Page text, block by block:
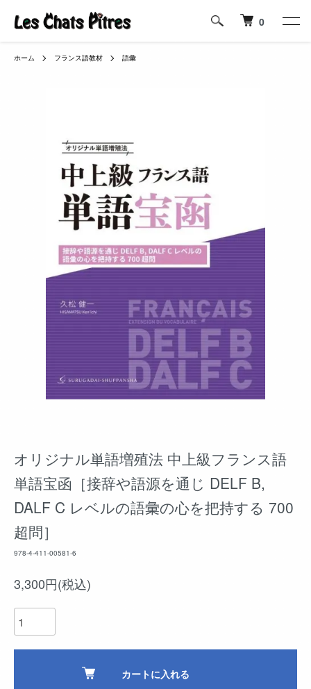
0
ホーム フランス語教材 語彙
オリジナル単語増殖法 中上級フランス語
単語宝函［接辞や語源を通じ DELF B,
DALF C レベルの語彙の心を把持する 700
超問］
978-4-411-00581-6
3,300円(税込)
カートに入れる